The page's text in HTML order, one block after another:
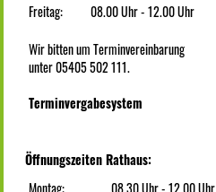
Freitag:
08.00 Uhr - 12.00 Uhr
Wir bitten um Terminvereinbarung
unter 05405 502 111.
Terminvergabesystem
Öffnungszeiten Rathaus:
Montag:
08.30 Uhr - 12.00 Uhr